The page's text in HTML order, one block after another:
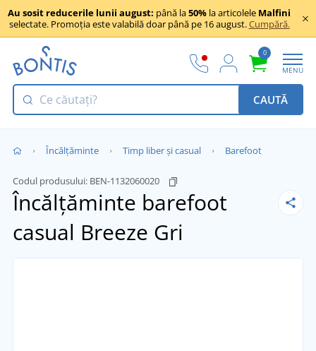
Au sosit reducerile lunii august: până la50% la articolele Malfini
selectate. Promoția este valabilă doar până pe 16 august.Cumpără.
0
MENU
CAUTĂ
Încălţăminte Timp liber și casual Barefoot
Codul produsului: BEN-1132060020
Încălțăminte barefoot
casual Breeze Gri